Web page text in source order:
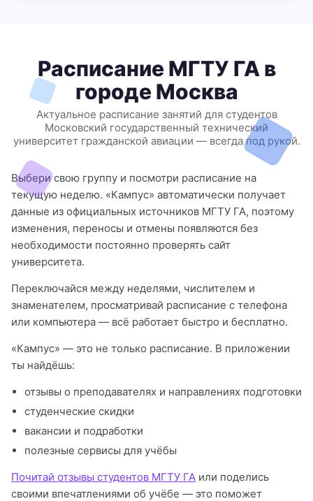
Расписание МГТУ ГА в
городе Москва
Актуальное расписание занятий для студентов
Московский государственный технический
университет гражданской авиации — всегда под рукой.
Выбери свою группу и посмотри расписание на
текущую неделю. «Кампус» автоматически получает
данные из официальных источников МГТУ ГА, поэтому
изменения, переносы и отмены появляются без
необходимости постоянно проверять сайт
университета.
Переключайся между неделями, числителем и
знаменателем, просматривай расписание с телефона
или компьютера — всё работает быстро и бесплатно.
«Кампус» — это не только расписание. В приложении
ты найдёшь:
отзывы о преподавателях и направлениях подготовки
студенческие скидки
вакансии и подработки
полезные сервисы для учёбы
Почитай отзывы студентов МГТУ ГА или поделись
своими впечатлениями об учёбе — это поможет